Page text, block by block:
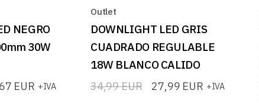
NEGRO
30W
EUR +IVA
Outlet
DOWNLIGHT LED GRIS
CUADRADO REGULABLE
18W BLANCO CALIDO
34,99EUR
El 27,99 EUR
El +IVA